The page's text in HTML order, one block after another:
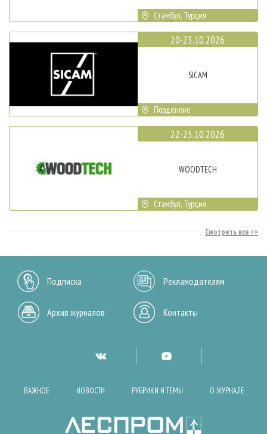
Стамбул, Турция
20-23.10.2026
SICAM
Порденоне
22-25.10.2026
WOODTECH
Стамбул, Турция
Смотреть все
Подписка Рекламодателям
Архив журналов Контакты
ВАЖНОЕ НОВОСТИ РУБРИКИ И ТЕМЫ О ЖУРНАЛЕ